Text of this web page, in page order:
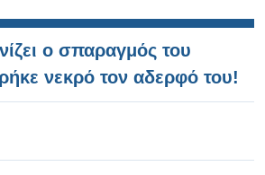
ο σπαραγμός του
νεκρό τον αδερφό του!